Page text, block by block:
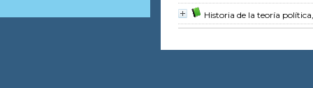
Historia de la teoría